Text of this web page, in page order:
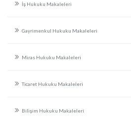
İş Hukuku Makaleleri
Gayrimenkul Hukuku Makaleleri
Miras Hukuku Makaleleri
Ticaret Hukuku Makaleleri
Bilişim Hukuku Makaleleri